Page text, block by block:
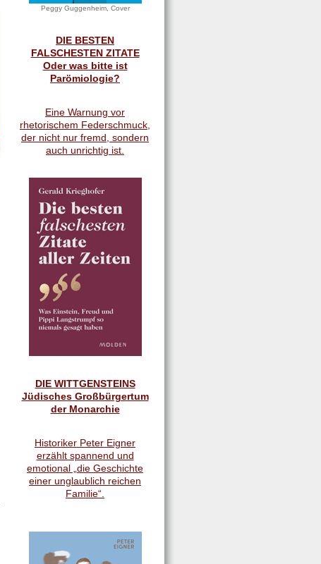
Peggy Guggenheim, Cover
DIE BESTEN
FALSCHESTEN ZITATE
Oder was bitte ist
Parömiologie?
Eine Warnung vor
rhetorischem Federschmuck,
der nicht nur fremd, sondern
auch unrichtig ist.
DIE WITTGENSTEINS
Jüdisches Großbürgertum
der Monarchie
Historiker Peter Eigner
erzählt spannend und
emotional „die Geschichte
einer unglaublich reichen
Familie“.